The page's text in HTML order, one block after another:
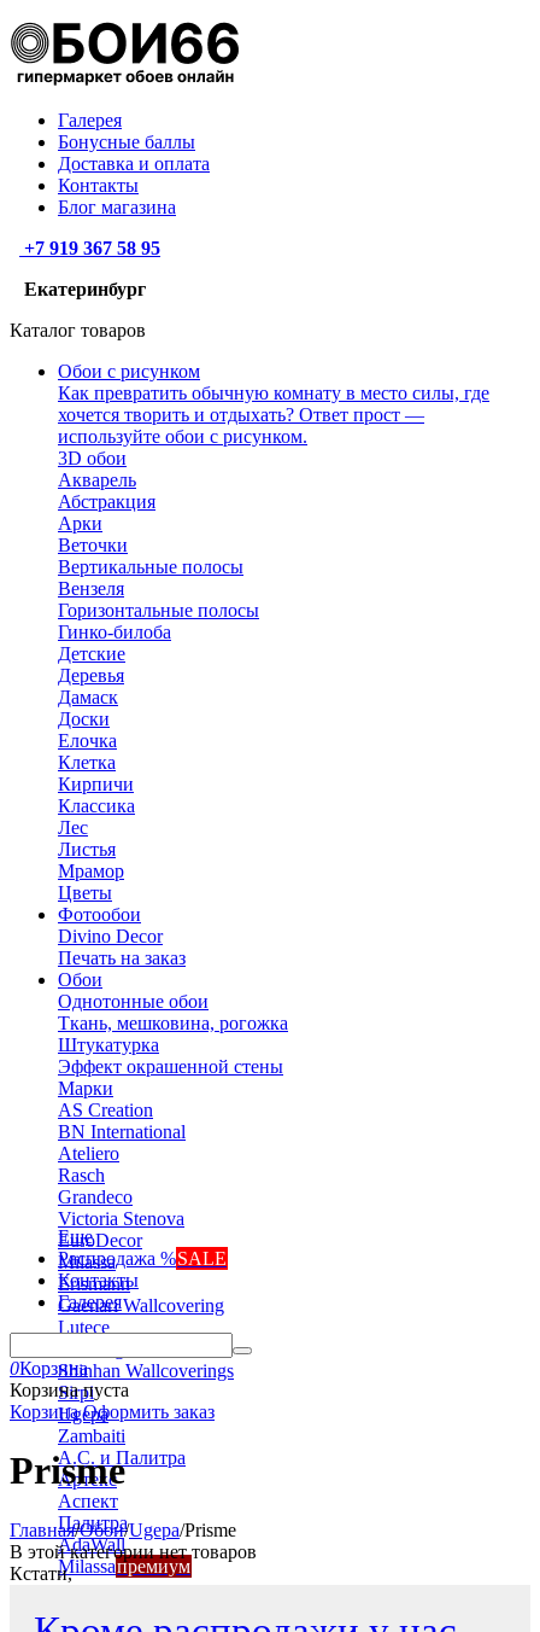
Галерея
Бонусные баллы
Доставка и оплата
Контакты
Блог магазина
+7 919 367 58 95
Екатеринбург
Каталог товаров
Обои с рисунком
Как превратить обычную комнату в место силы, где
хочется творить и отдыхать? Ответ прост —
используйте обои с рисунком.
3D обои
Акварель
Абстракция
Арки
Веточки
Вертикальные полосы
Вензеля
Горизонтальные полосы
Гинко-билоба
Детские
Деревья
Дамаск
Доски
Елочка
Клетка
Кирпичи
Классика
Лес
Листья
Мрамор
Цветы
Фотообои
Divino Decor
Печать на заказ
Обои
Однотонные обои
Ткань, мешковина, рогожка
Штукатурка
Эффект окрашенной стены
Марки
AS Creation
BN International
Ateliero
Rasch
Grandeco
Victoria Stenova
EuroDecor
Milassa
Erismann
Gaenari Wallcovering
Lutece
Shinhan Wallcoverings
Sirpi
Ugepa
Zambaiti
А.С. и Палитра
Артекс
Аспект
Палитра
AdaWall
Milassaпремиум
Еще
Распродажа %SALE
Контакты
Галерея
0Корзина
Корзина пуста
Корзина Оформить заказ
Prisme
Главная/Обои/Ugepa/Prisme
В этой категории нет товаров
Кстати,